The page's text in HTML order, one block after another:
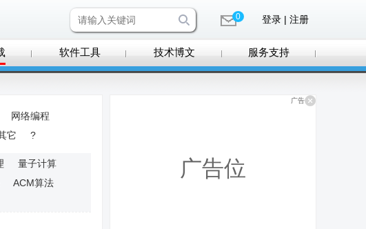
0 登录 | 注册
软件工具 技术博文 服务支持
网络编程
它 ?
量子计算
ACM算法
广告
广告位